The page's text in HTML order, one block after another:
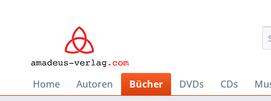
Home Autoren Bücher DVDs CDs